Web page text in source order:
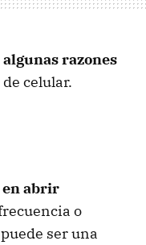
algunas razones
celular.
en abrir
o
ser una